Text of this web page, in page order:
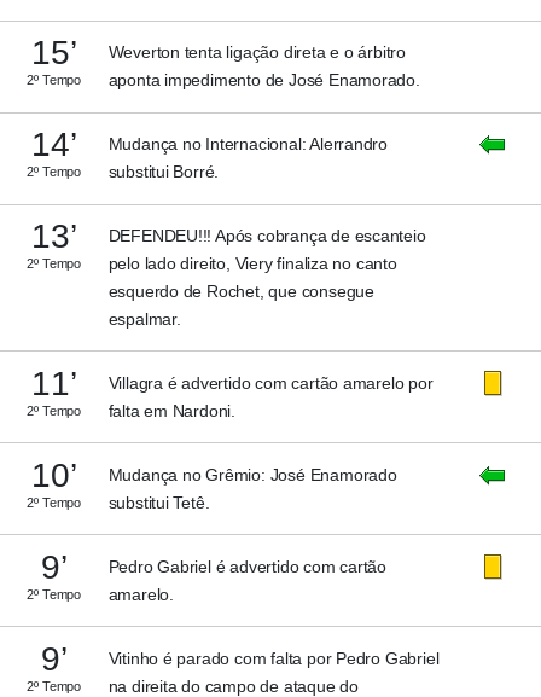
15’
2º Tempo
Weverton tenta ligação direta e o árbitro
aponta impedimento de José Enamorado.
14’
2º Tempo
Mudança no Internacional: Alerrandro
substitui Borré.
13’
2º Tempo
DEFENDEU!!! Após cobrança de escanteio
pelo lado direito, Viery finaliza no canto
esquerdo de Rochet, que consegue
espalmar.
11’
2º Tempo
Villagra é advertido com cartão amarelo por
falta em Nardoni.
10’
2º Tempo
Mudança no Grêmio: José Enamorado
substitui Tetê.
9’
2º Tempo
Pedro Gabriel é advertido com cartão
amarelo.
9’
2º Tempo
Vitinho é parado com falta por Pedro Gabriel
na direita do campo de ataque do